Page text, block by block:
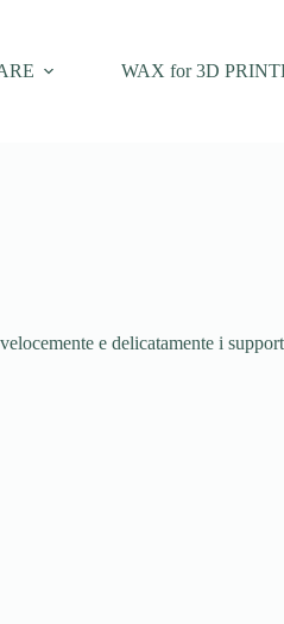
WAX for 3D
e delicatamente i